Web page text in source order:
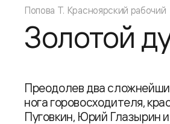
Попова Т. Красноярский рабочий
Золотой
Преодолев два
нога горовосходителя,
Пуговкин, Юрий Глазырин